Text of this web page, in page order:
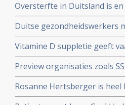
Oversterfte in Duitsland is
peer reviewed studie en
Duitse gezondheidswerkers
coronavirus - Covid-19
en derde vaccinatierondes
Vitamine D suppletie geeft
coronavirus - Covid-19 en al
analyse zien van alle studies
Preview organisaties zoals
onderzoek af als die
de maatregelen.
Rosanne Hertsberger is
gemanipuleeerd zwegen